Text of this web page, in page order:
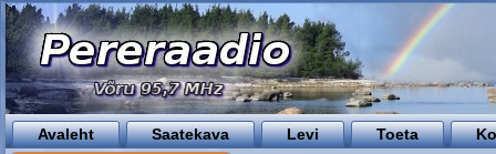
Avaleht Saatekava Levi Toeta